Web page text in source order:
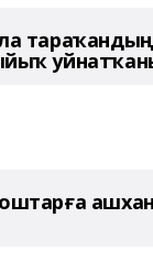
тараҡандың